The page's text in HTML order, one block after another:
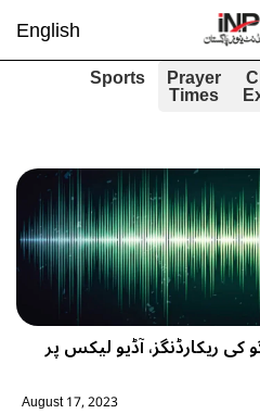
English
Prayer
Times
Sports
ریکارڈنگز، آڈیو لیکس پر
August 17, 2023